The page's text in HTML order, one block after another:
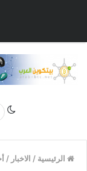
الرئيسية / الاخبار /